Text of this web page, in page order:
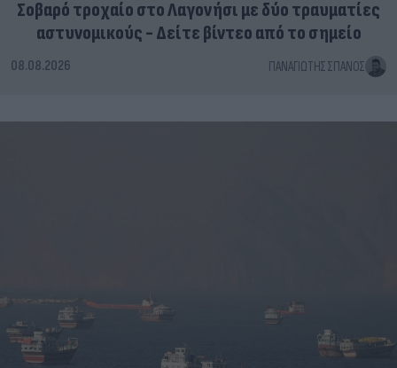
Σοβαρό τροχαίο στο Λαγονήσι με δύο τραυματίες
αστυνομικούς - Δείτε βίντεο από το σημείο
08.08.2026 ΠΑΝΑΓΙΏΤΗΣ ΣΠΑΝΌΣ